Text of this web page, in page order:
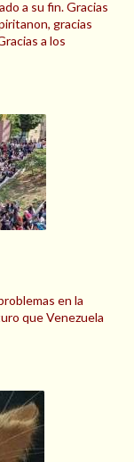
a su fin. Gracias
gracias
a los
en la
que Venezuela